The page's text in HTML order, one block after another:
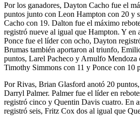
Por los ganadores, Dayton Cacho fue el
puntos junto con Leon Hampton con 20 y
Cacho con 19. Dalton fue el máximo
registró nueve al igual que Hampton. Y en
Ponce fue el líder con ocho, Dayton
Brumas también aportaron al triunfo,
puntos, Larel Pacheco y Arnulfo Mendoza
Timothy Simmons con 11 y Ponce con 10
Por Rivas, Brian Glasford anotó 20
Darryl Palmer. Palmer fue el líder en
registró cinco y Quentin Davis cuatro. En
registró seis, Fritz Cox dos al igual que